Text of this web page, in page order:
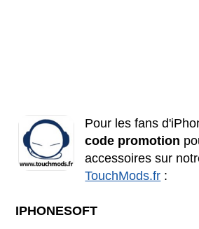
Pour les fans
code promotion
accessoires sur
TouchMods.fr :
IPHONESOFT